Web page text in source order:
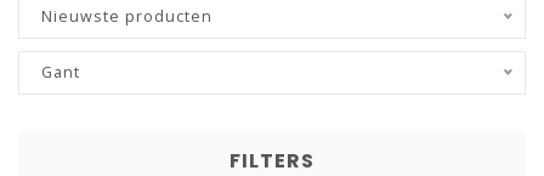
Nieuwste producten
Gant
FILTERS